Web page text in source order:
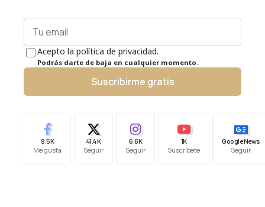
Acepto la política de privacidad.
Podrás darte de baja en cualquier momento.
Suscribirme gratis
9.5K
Me gusta
41.4K
Seguir
6.6K
Seguir
1K
Suscríbete
Google News
Seguir